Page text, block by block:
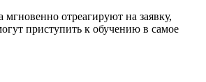
отреагируют на заявку,
приступить к обучению в самое